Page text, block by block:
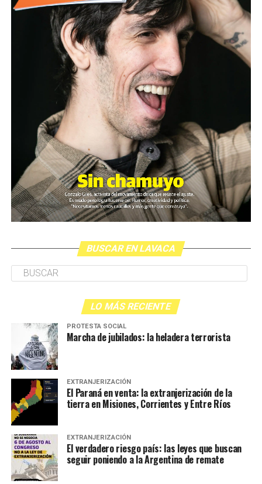
BUSCAR EN LAVACA
LO MÁS RECIENTE
PROTESTA SOCIAL
Marcha de jubilados: la heladera terrorista
EXTRANJERIZACIÓN
El Paraná en venta: la extranjerización de la
tierra en Misiones, Corrientes y Entre Ríos
EXTRANJERIZACIÓN
El verdadero riesgo país: las leyes que buscan
seguir poniendo a la Argentina de remate